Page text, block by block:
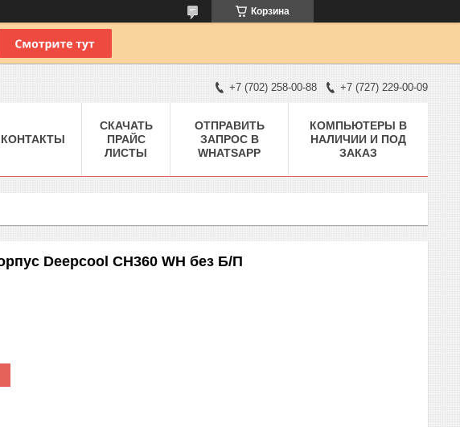
Корзина
+7 (702) 258-00-88 +7 (727) 229-00-09
КОНТАКТЫ
СКАЧАТЬ
ПРАЙС
ЛИСТЫ
ОТПРАВИТЬ
ЗАПРОС В
WHATSAPP
КОМПЬЮТЕРЫ В
НАЛИЧИИ И ПОД
ЗАКАЗ
Deepcool CH360 WH без Б/П